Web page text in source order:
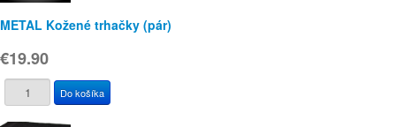
METAL Kožené trhačky (pár)
€19.90